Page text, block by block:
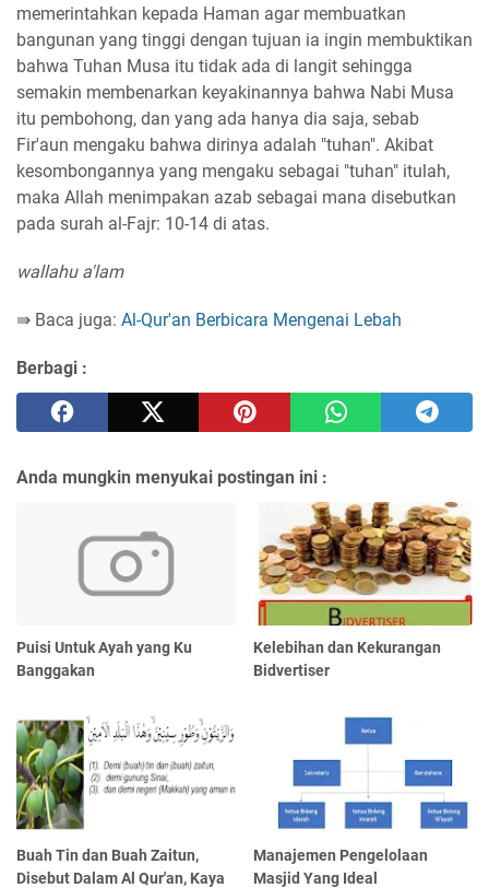
memerintahkan kepada Haman agar membuatkan
bangunan yang tinggi dengan tujuan ia ingin membuktikan
bahwa Tuhan Musa itu tidak ada di langit sehingga
semakin membenarkan keyakinannya bahwa Nabi Musa
itu pembohong, dan yang ada hanya dia saja, sebab
Fir'aun mengaku bahwa dirinya adalah "tuhan". Akibat
kesombongannya yang mengaku sebagai "tuhan" itulah,
maka Allah menimpakan azab sebagai mana disebutkan
pada surah al-Fajr: 10-14 di atas.
wallahu a'lam
⇛ Baca juga: Al-Qur'an Berbicara Mengenai Lebah
Berbagi :
Anda mungkin menyukai postingan ini :
Puisi Untuk Ayah yang Ku
Banggakan
Kelebihan dan Kekurangan
Bidvertiser
Buah Tin dan Buah Zaitun,
Disebut Dalam Al Qur'an, Kaya
Manajemen Pengelolaan
Masjid Yang Ideal